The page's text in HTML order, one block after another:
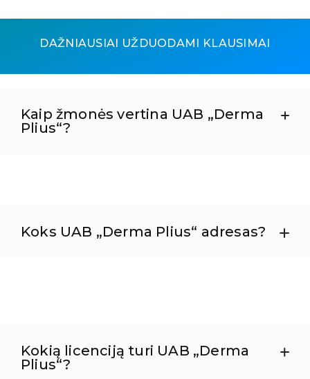
DAŽNIAUSIAI UŽDUODAMI KLAUSIMAI
Kaip žmonės vertina UAB „Derma
Plius“?
Koks UAB „Derma Plius“ adresas?
Kokią licenciją turi UAB „Derma
Plius“?